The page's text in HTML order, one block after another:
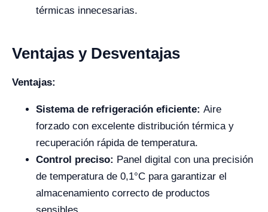
térmicas innecesarias.
Ventajas y Desventajas
Ventajas:
Sistema de refrigeración eficiente: Aire
forzado con excelente distribución térmica y
recuperación rápida de temperatura.
Control preciso: Panel digital con una precisión
de temperatura de 0,1°C para garantizar el
almacenamiento correcto de productos